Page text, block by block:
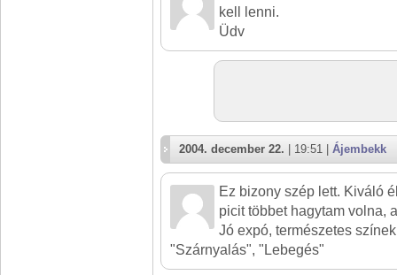
kell lenni.
Üdv
2004. december 22. | 19:51 | Ájembekk
Ez bizony szép lett. Kiváló
picit többet hagytam volna,
Jó expó, természetes
"Szárnyalás", "Lebegés"